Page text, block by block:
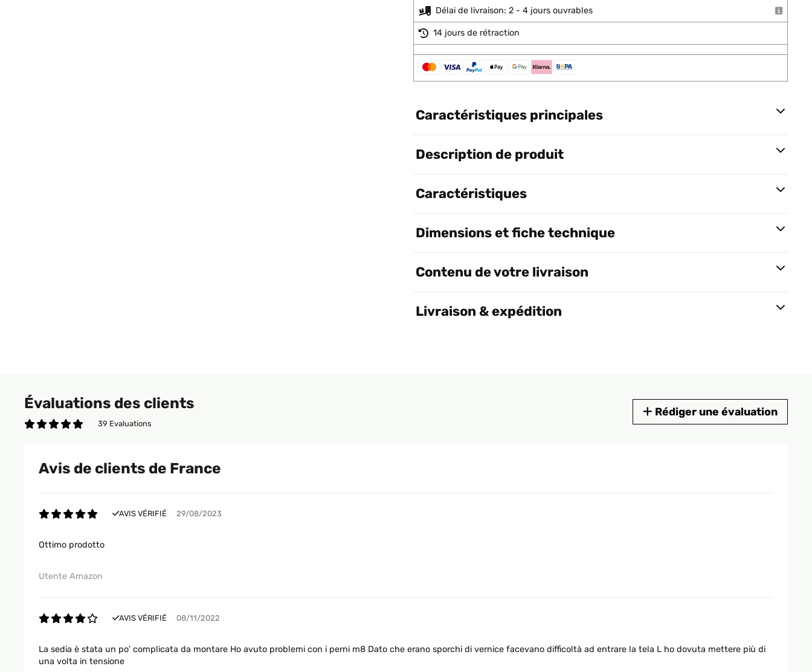
Délai de livraison: 2 - 4 jours ouvrables
14 jours de rétraction
Caractéristiques principales
Description de produit
Caractéristiques
Dimensions et fiche technique
Contenu de votre livraison
Livraison & expédition
Évaluations des clients
39 Evaluations
Rédiger une évaluation
Avis de clients de France
AVIS VÉRIFIÉ 29/08/2023
Ottimo prodotto
Utente Amazon
AVIS VÉRIFIÉ 08/11/2022
La sedia è stata un po’ complicata da montare Ho avuto problemi con i perni m8 Dato che erano sporchi di vernice facevano difficoltà ad entrare la tela L ho dovuta mettere più di
una volta in tensione